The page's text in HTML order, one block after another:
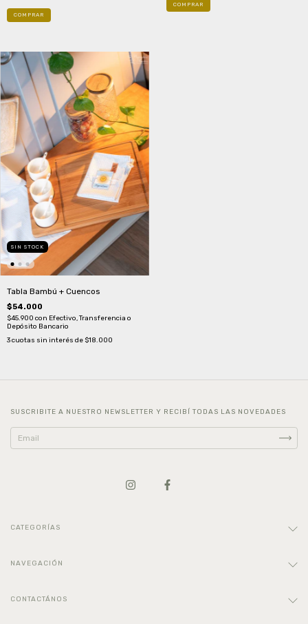
COMPRAR
SIN STOCK
Tabla Bambú + Cuencos
$54.000
$45.900 con Efectivo, Transferencia o
Depósito Bancario
3cuotas sin interés de $18.000
SUSCRIBITE A NUESTRO NEWSLETTER Y RECIBÍ TODAS LAS NOVEDADES
CATEGORÍAS
NAVEGACIÓN
CONTACTÁNOS